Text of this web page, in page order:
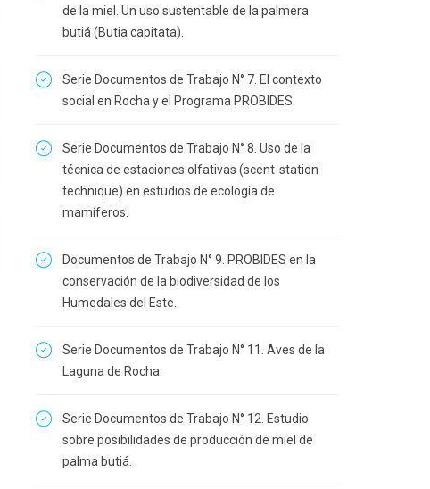
de la miel. Un uso sustentable de la palmera
butiá (Butia capitata).
Serie Documentos de Trabajo N° 7. El contexto
social en Rocha y el Programa PROBIDES.
Serie Documentos de Trabajo N° 8. Uso de la
técnica de estaciones olfativas (scent-station
technique) en estudios de ecología de
mamíferos.
Documentos de Trabajo N° 9. PROBIDES en la
conservación de la biodiversidad de los
Humedales del Este.
Serie Documentos de Trabajo N° 11. Aves de la
Laguna de Rocha.
Serie Documentos de Trabajo N° 12. Estudio
sobre posibilidades de producción de miel de
palma butiá.